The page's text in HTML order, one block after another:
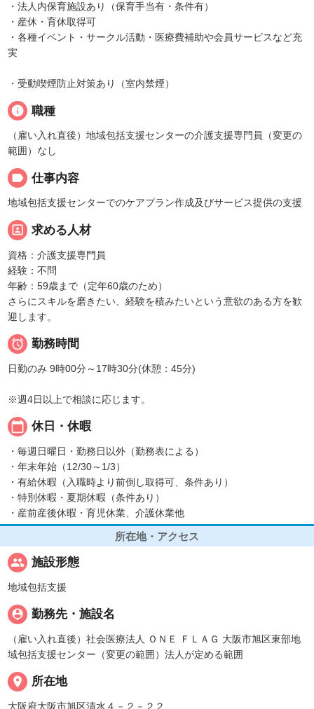
・法人内保育施設あり（保育手当有・条件有）
・産休・育休取得可
・各種イベント・サークル活動・医療費補助や会員サービスなど充
実
・受動喫煙防止対策あり（室内禁煙）
info 職種
（雇い入れ直後）地域包括支援センターの介護支援専門員（変更の
範囲）なし
label 仕事内容
地域包括支援センターでのケアプラン作成及びサービス提供の支援
portrait 求める人材
資格：介護支援専門員
経験：不問
年齢：59歳まで（定年60歳のため）
さらにスキルを磨きたい、経験を積みたいという意欲のある方を歓
迎します。
 勤務時間
日勤のみ 9時00分～17時30分(休憩：45分)
※週4日以上で相談に応じます。
calendar_today 休日・休暇
・毎週日曜日・勤務日以外（勤務表による）
・年末年始（12/30～1/3）
・有給休暇（入職時より前倒し取得可、条件あり）
・特別休暇・夏期休暇（条件あり）
・産前産後休暇・育児休業、介護休業他
所在地・アクセス
people 施設形態
地域包括支援
person_pin 勤務先・施設名
（雇い入れ直後）社会医療法人 ＯＮＥ ＦＬＡＧ 大阪市旭区東部地
域包括支援センター（変更の範囲）法人が定める範囲
place 所在地
大阪府大阪市旭区清水４－２－２２